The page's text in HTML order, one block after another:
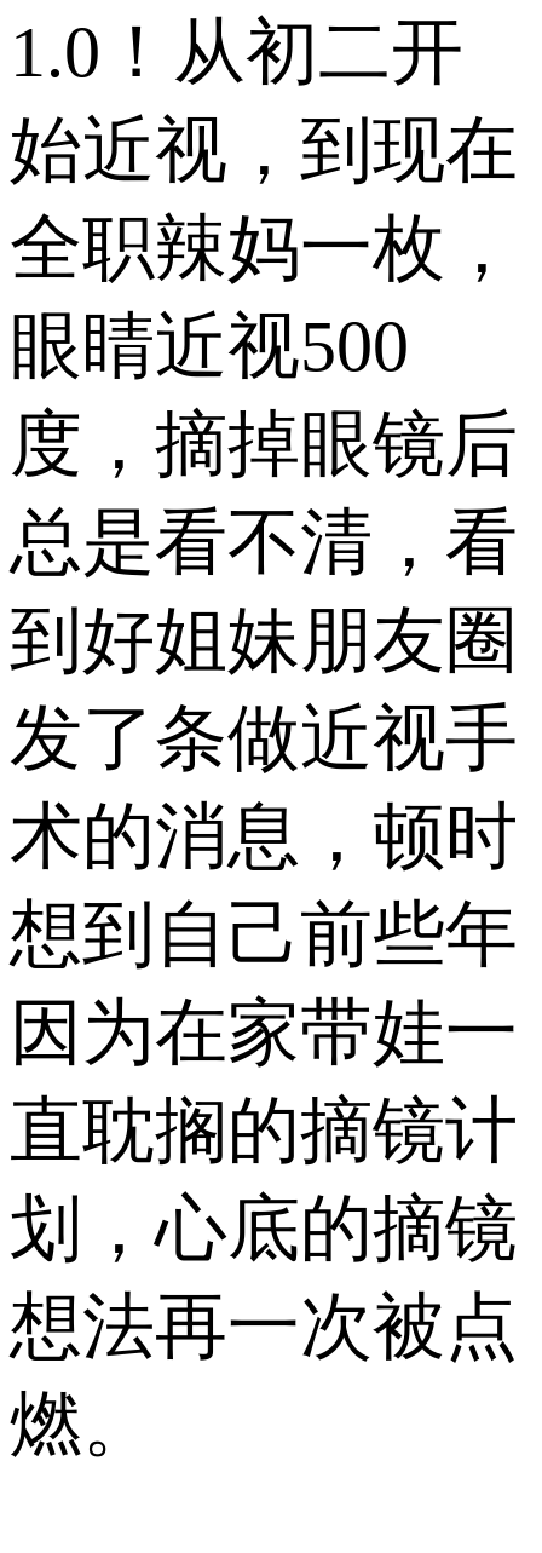
1.0！从初二开
始近视，到现在
全职辣妈一枚，
眼睛近视500
度，摘掉眼镜后
总是看不清，看
到好姐妹朋友圈
发了条做近视手
术的消息，顿时
想到自己前些年
因为在家带娃一
直耽搁的摘镜计
划，心底的摘镜
想法再一次被点
燃。